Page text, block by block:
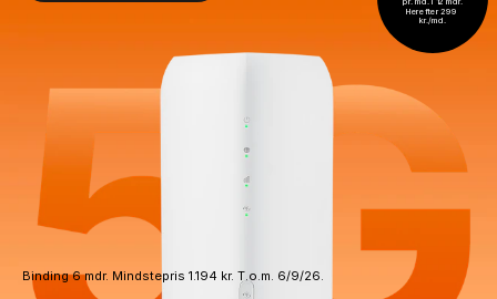
Herefter 299
kr./md.
Binding 6 mdr. Mindstepris 1.194 kr. T.o.m. 6/9/26.